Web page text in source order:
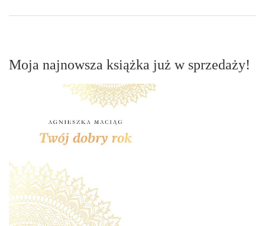
Moja najnowsza książka już w sprzedaży!